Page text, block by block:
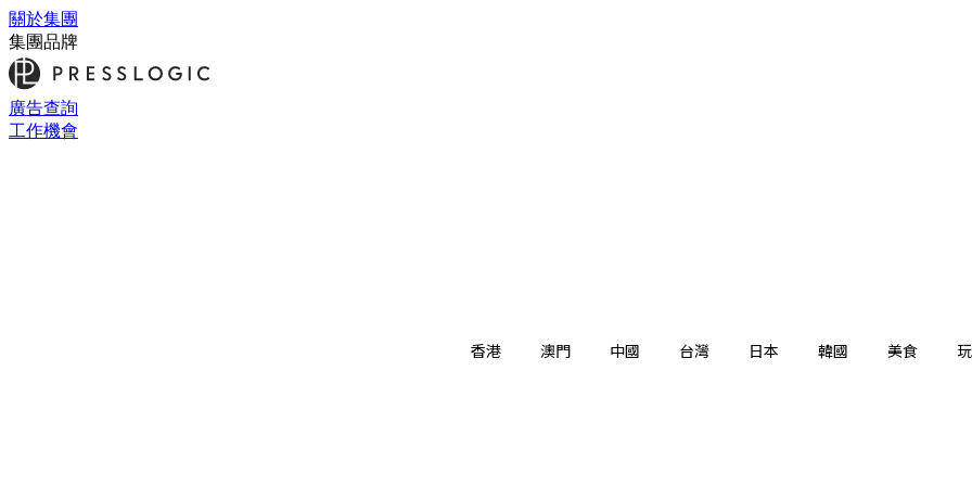
關於集團
集團品牌
廣告查詢
工作機會
香港 澳門 中國 台灣 日本 韓國 美食